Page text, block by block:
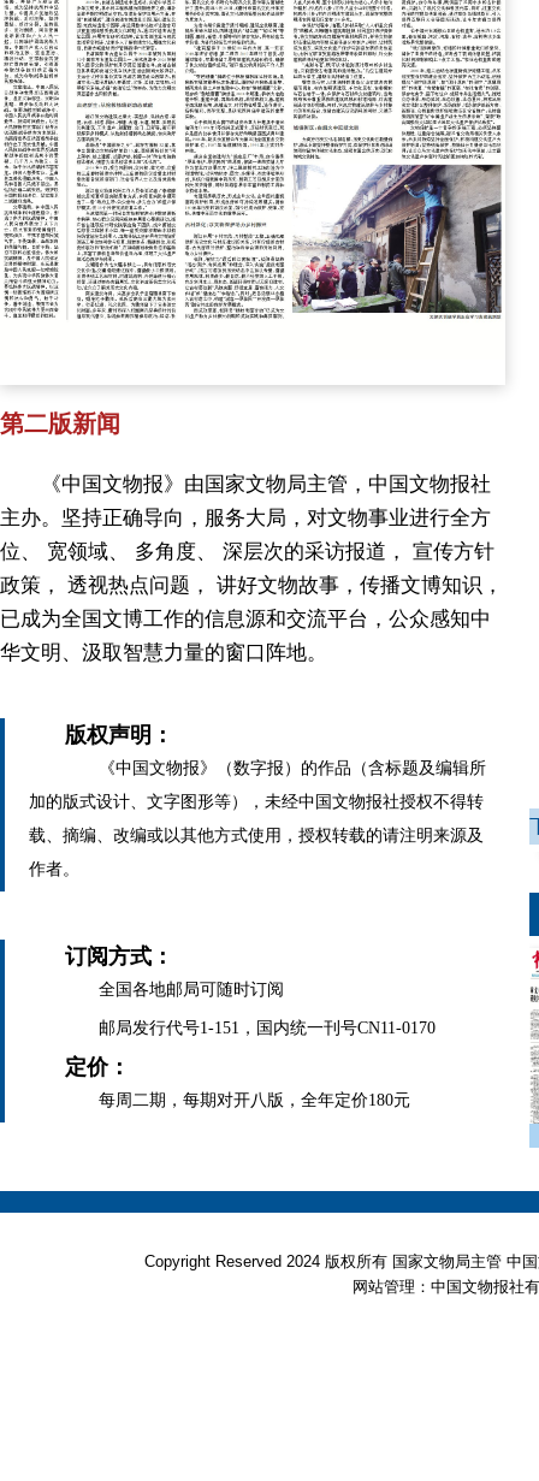
第二版新闻
《中国文物报》由国家文物局主管，中国文物报社
主办。坚持正确导向，服务大局，对文物事业进行全方
位、 宽领域、 多角度、 深层次的采访报道， 宣传方针
政策， 透视热点问题， 讲好文物故事，传播文博知识，
已成为全国文博工作的信息源和交流平台，公众感知中
华文明、汲取智慧力量的窗口阵地。
版权声明：
《中国文物报》（数字报）的作品（含标题及编辑所
加的版式设计、文字图形等），未经中国文物报社授权不得转
载、摘编、改编或以其他方式使用，授权转载的请注明来源及
作者。
订阅方式：
全国各地邮局可随时订阅
邮局发行代号1-151，国内统一刊号CN11-0170
定价：
每周二期，每期对开八版，全年定价180元
Copyright Reserved 2024 版权所有 国家文物局主管
网站管理：中国文物报社